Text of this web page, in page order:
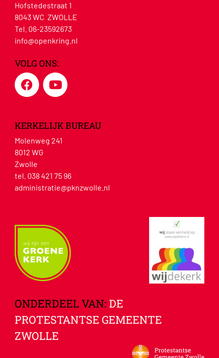
Hofstedestraat 1
8043 WC ZWOLLE
Tel. 06-23592673
info@openkring.nl
VOLG ONS:
KERKELIJK BUREAU
Molenweg 241
8012 WG
Zwolle
tel. 038 421 75 96
administratie@pknzwolle.nl
ONDERDEEL VAN: DE
PROTESTANTSE GEMEENTE
ZWOLLE